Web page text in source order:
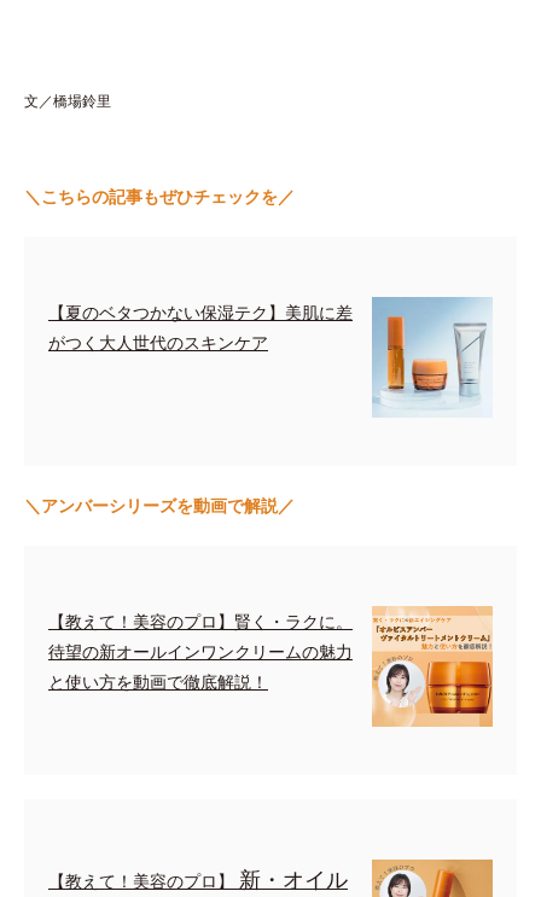
文／橋場鈴里
＼こちらの記事もぜひチェックを／
【夏のベタつかない保湿テク】美肌に差
がつく大人世代のスキンケア
＼アンバーシリーズを動画で解説／
【教えて！美容のプロ】賢く・ラクに。
待望の新オールインワンクリームの魅力
と使い方を動画で徹底解説！
【教えて！美容のプロ】
新・オイル